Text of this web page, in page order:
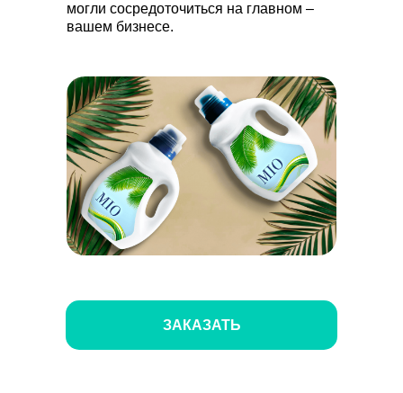
могли сосредоточиться на главном –
вашем бизнесе.
ЗАКАЗАТЬ